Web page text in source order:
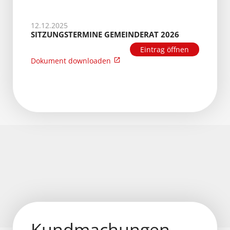
12.12.2025
SITZUNGSTERMINE GEMEINDERAT 2026
Eintrag öffnen
Dokument downloaden